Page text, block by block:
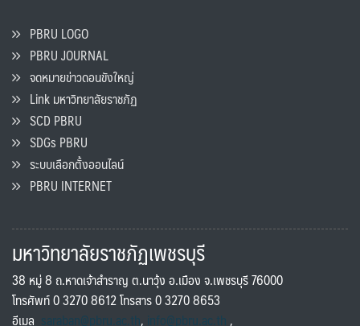
PBRU LOGO
PBRU JOURNAL
จดหมายข่าวดอนขังใหญ่
Link มหาวิทยาลัยราชภัฏ
SCD PBRU
SDGs PBRU
ระบบเลือกตั้งออนไลน์
PBRU INTERNET
มหาวิทยาลัยราชภัฏเพชรบุรี
38 หมู่ 8 ถ.หาดเจ้าสำราญ ต.นาวุ้ง อ.เมือง จ.เพชรบุรี 76000
โทรศัพท์ 0 3270 8612 โทรสาร 0 3270 8653
อีเมล saraban@pbru.ac.th, info@pbru.ac.th,